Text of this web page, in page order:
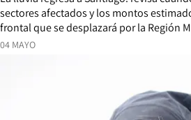
04 MAYO
sectores afectados y los montos
frontal que se desplazará por la Región